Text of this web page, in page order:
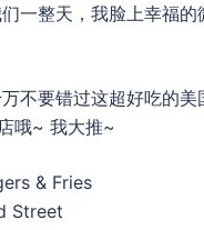
一整天，我脸上幸福的
不要错过这超好吃的
哦~ 我大推~
& Fries
Street